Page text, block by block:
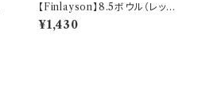
【Finlayson】8.5ボウル（レッ
ド）【コロナ】
¥1,430